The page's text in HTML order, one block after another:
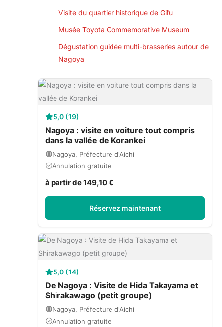
Visite du quartier historique de Gifu
Musée Toyota Commemorative Museum
Dégustation guidée multi-brasseries autour de
Nagoya
5,0 (19)
Nagoya : visite en voiture tout compris
dans la vallée de Korankei
Nagoya, Préfecture d'Aichi
Annulation gratuite
à partir de 149,10 €
Réservez maintenant
5,0 (14)
De Nagoya : Visite de Hida Takayama et
Shirakawago (petit groupe)
Nagoya, Préfecture d'Aichi
Annulation gratuite